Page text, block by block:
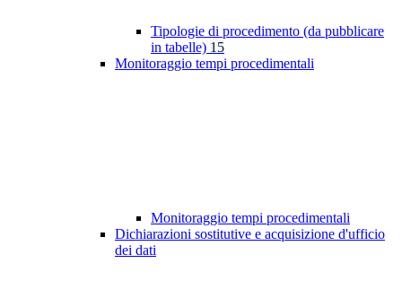
Tipologie di procedimento (da pubblicare
in tabelle) 15
Monitoraggio tempi procedimentali
Monitoraggio tempi procedimentali
Dichiarazioni sostitutive e acquisizione d'ufficio
dei dati